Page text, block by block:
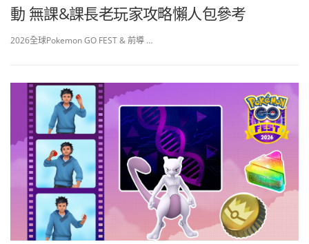
動 無課&課長老玩家攻略懶人包參考
2026全球Pokemon GO FEST & 前導 …